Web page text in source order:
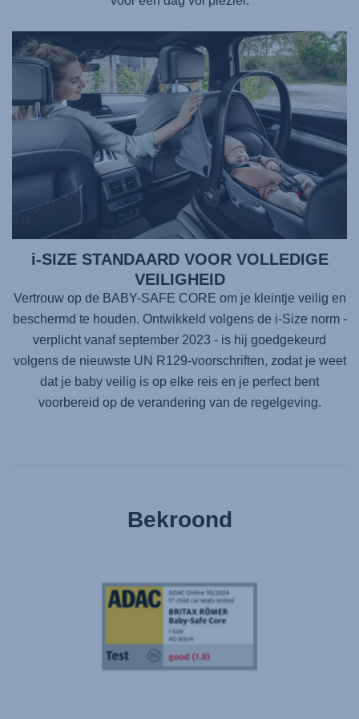
i-SIZE STANDAARD VOOR VOLLEDIGE
VEILIGHEID
Vertrouw op de BABY-SAFE CORE om je kleintje veilig en
beschermd te houden. Ontwikkeld volgens de i-Size norm -
verplicht vanaf september 2023 - is hij goedgekeurd
volgens de nieuwste UN R129-voorschriften, zodat je weet
dat je baby veilig is op elke reis en je perfect bent
voorbereid op de verandering van de regelgeving.
Bekroond